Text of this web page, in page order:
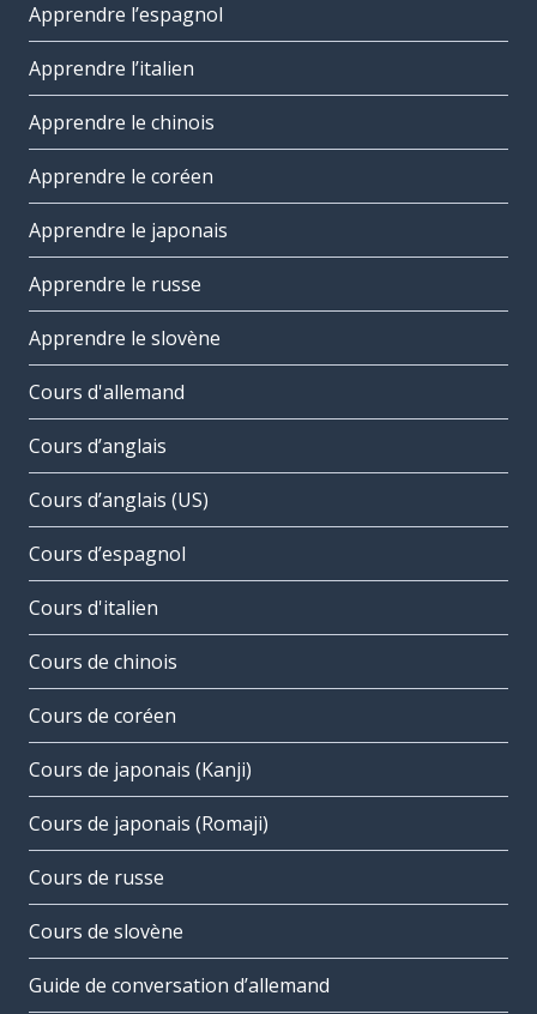
Apprendre l’espagnol
Apprendre l’italien
Apprendre le chinois
Apprendre le coréen
Apprendre le japonais
Apprendre le russe
Apprendre le slovène
Cours d'allemand
Cours d’anglais
Cours d’anglais (US)
Cours d’espagnol
Cours d'italien
Cours de chinois
Cours de coréen
Cours de japonais (Kanji)
Cours de japonais (Romaji)
Cours de russe
Cours de slovène
Guide de conversation d’allemand